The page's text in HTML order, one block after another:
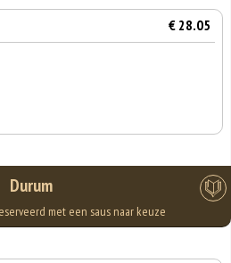
€ 28.05
Durum
met een saus naar keuze